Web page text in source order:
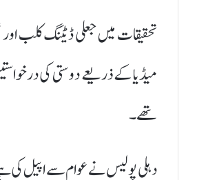
تحقیقات میں جعلی ڈیٹنگ کلب
میڈیا کے ذریعے دوستی کی
تھے۔